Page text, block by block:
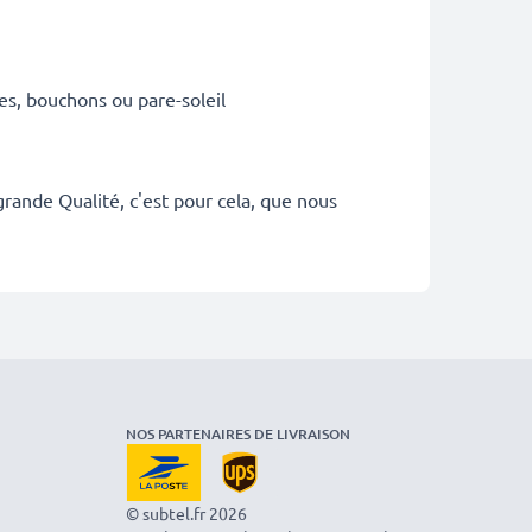
bouchons ou pare-soleil
Qualité, c'est pour cela, que nous
NOS PARTENAIRES DE LIVRAISON
© subtel.fr 2026